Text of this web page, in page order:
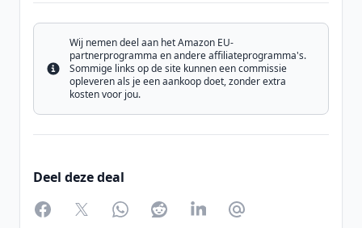
Info
Wij nemen deel aan het Amazon EU-
partnerprogramma en andere affiliateprogramma's.
Sommige links op de site kunnen een commissie
opleveren als je een aankoop doet, zonder extra
kosten voor jou.
Deel deze deal
FacebookTwitterWhatsAppRedditLinkedInPartager par Email